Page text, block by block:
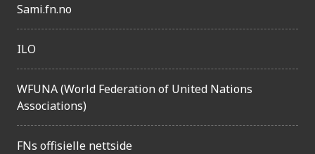
Sami.fn.no
ILO
WFUNA (World Federation of United Nations
Associations)
FNs offisielle nettside